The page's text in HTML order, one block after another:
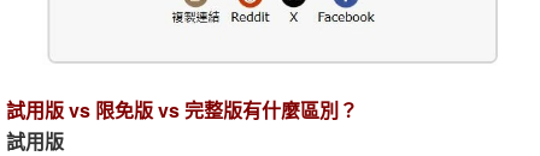
試用版 vs 限免版 vs 完整版有什麼區別？
試用版